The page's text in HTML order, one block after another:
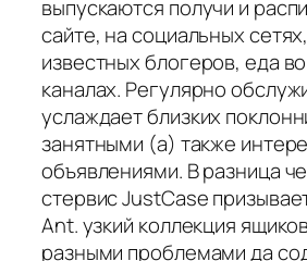
выпускаются получи и
сайте, на социальных
известных блогеров, еда
каналах. Регулярно
услаждает близких
занятными (а) также
объявлениями. В разница
стервис JustCase
Ant. узкий коллекция
разными проблемами да